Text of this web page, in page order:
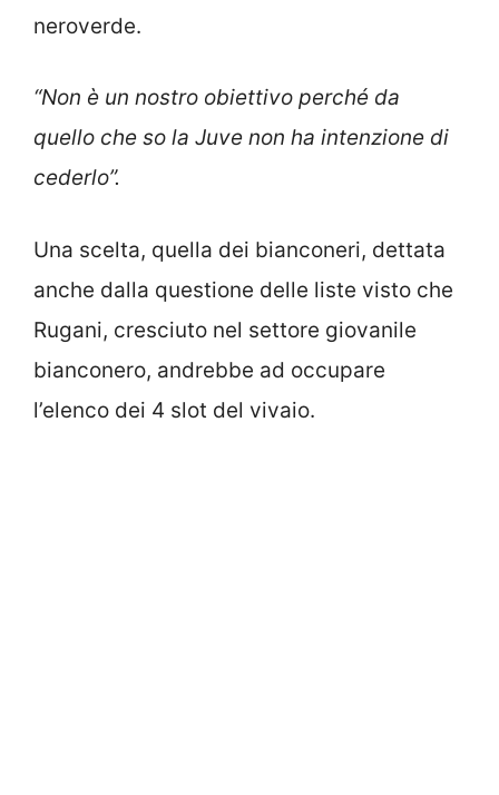
neroverde.
“Non è un nostro obiettivo perché da
quello che so la Juve non ha intenzione di
cederlo”.
Una scelta, quella dei bianconeri, dettata
anche dalla questione delle liste visto che
Rugani, cresciuto nel settore giovanile
bianconero, andrebbe ad occupare
l’elenco dei 4 slot del vivaio.